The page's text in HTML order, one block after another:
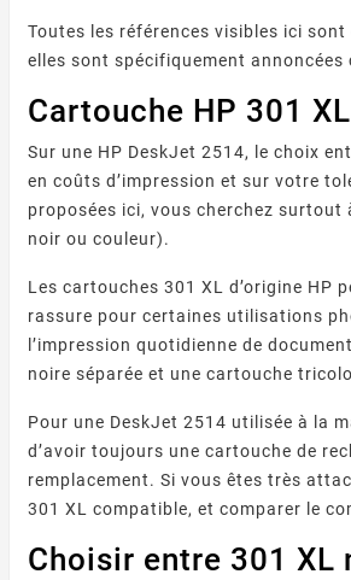
Messages D’erreur Fréquents
Sur Imprimante Canon :
Solutions Et Dépannage
U043, 1403, B200, 5B00,
cartouche non reconnue…
Décryptez les messages
Canon et résolvez chaque
code pas à pas.
Toutes les références visibles ici
elles sont spécifiquement
Cartouche HP 301
Sur une HP DeskJet 2514, le choix
en coûts d’impression et sur votre
proposées ici, vous cherchez surtout
noir ou couleur).
Les cartouches 301 XL d’origine HP
rassure pour certaines utilisations
l’impression quotidienne de
noire séparée et une cartouche
Pour une DeskJet 2514 utilisée à la
d’avoir toujours une cartouche de
remplacement. Si vous êtes très
301 XL compatible, et comparer le
Choisir entre 301 XL